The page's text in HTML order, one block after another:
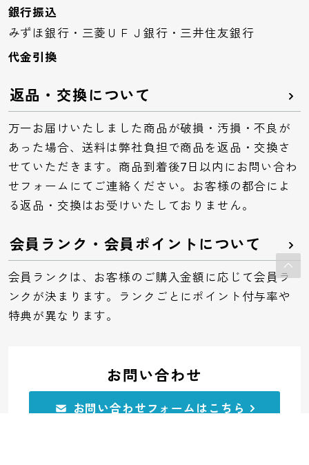
銀行振込
みずほ銀行・三菱ＵＦＪ銀行・三井住友銀行
代金引換
返品・交換について
万一お届けいたしました商品が破損・汚損・不良が
あった場合、送料は弊社負担で商品を返品・交換さ
せていただきます。商品到着後7日以内にお問い合わ
せフォームにてご連絡ください。お客様の都合によ
る返品・交換はお受けいたしておりません。
会員ランク・会員ポイントについて
会員ランクは、お客様のご購入金額に応じて会員ラ
ンクが決まります。ランクごとにポイント付与率や
特典が異なります。
お問い合わせ
お問い合わせフォームはこちら